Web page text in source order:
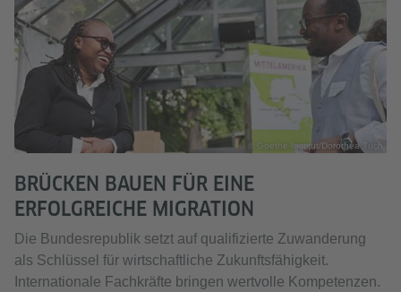
© Goethe-Institut/Dorothea Tuch
BRÜCKEN BAUEN FÜR EINE
ERFOLGREICHE MIGRATION
Die Bundesrepublik setzt auf qualifizierte Zuwanderung
als Schlüssel für wirtschaftliche Zukunftsfähigkeit.
Internationale Fachkräfte bringen wertvolle Kompetenzen.